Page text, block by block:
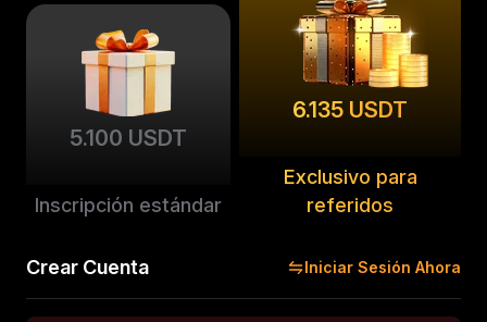
5.100 USDT
Inscripción estándar
6.135 USDT
Exclusivo para
referidos
Crear Cuenta Iniciar Sesión Ahora